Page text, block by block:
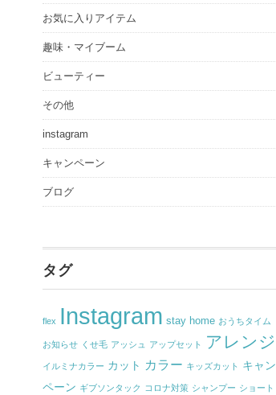
お気に入りアイテム
趣味・マイブーム
ビューティー
その他
instagram
キャンペーン
ブログ
タグ
flex Instagram stay home おうちタイム
お知らせ くせ毛 アッシュ アップセット アレンジ
イルミナカラー カット カラー キッズカット キャン
ペーン ギブソンタック コロナ対策 シャンプー ショート